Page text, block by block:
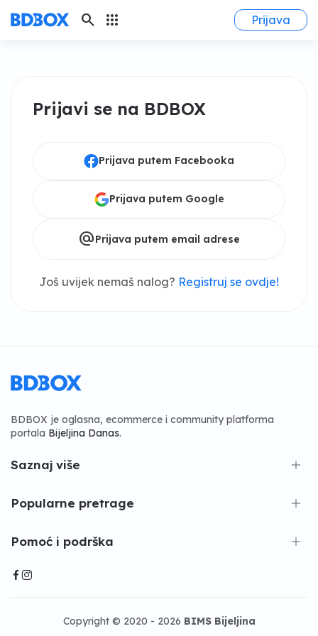
search apps Prijava
Prijavi se na BDBOX
Prijava putem Facebooka
Prijava putem Google
alternate_emailPrijava putem email adrese
Još uvijek nemaš nalog? Registruj se ovdje!
BDBOX je oglasna, ecommerce i community platforma
portala Bijeljina Danas.
Saznaj više
Popularne pretrage
Pomoć i podrška
Copyright © 2020 - 2026 BIMS Bijeljina